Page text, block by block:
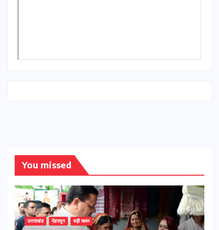
You missed
उत्तराखंड देहरादून बड़ी खबर